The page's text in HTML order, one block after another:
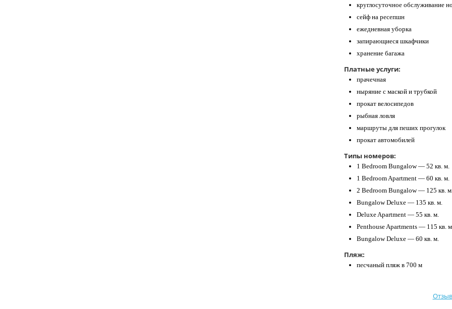
круглосуточное обслуживание
сейф на ресепшн
ежедневная уборка
запирающиеся шкафчики
хранение багажа
Платные услуги:
прачечная
ныряние с маской и трубкой
прокат велосипедов
рыбная ловля
маршруты для пеших прогулок
прокат автомобилей
Типы номеров:
1 Bedroom Bungalow — 52 кв. м.
1 Bedroom Apartment — 60 кв. м.
2 Bedroom Bungalow — 125 кв.
Bungalow Deluxe — 135 кв. м.
Deluxe Apartment — 55 кв. м.
Penthouse Apartments — 115 кв.
Bungalow Deluxe — 60 кв. м.
Пляж:
песчаный пляж в 700 м